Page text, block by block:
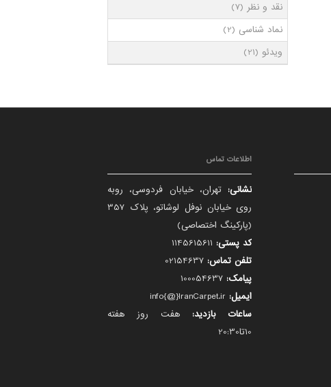
نقد و نظر (7)
نماد شناسی (2)
ویدئو (21)
اطلاعات تماس
نشانی: تهران، خیابان فردوسی، روبه
روی خیابان نوفل لوشاتو، پلاک 357
(پارکینگ اختصاصی)
کد پستی:
تلفن تماس:
پیامک:
ایمیل:
ساعات بازدید: هفت روز هفته
10تا20:30